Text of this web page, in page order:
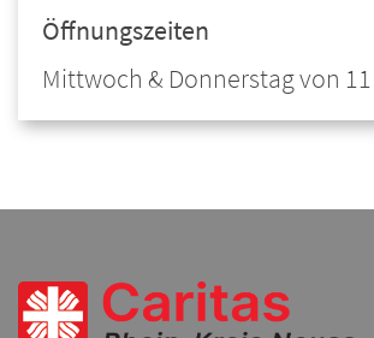
Öffnungszeiten
Mittwoch & Donnerstag von